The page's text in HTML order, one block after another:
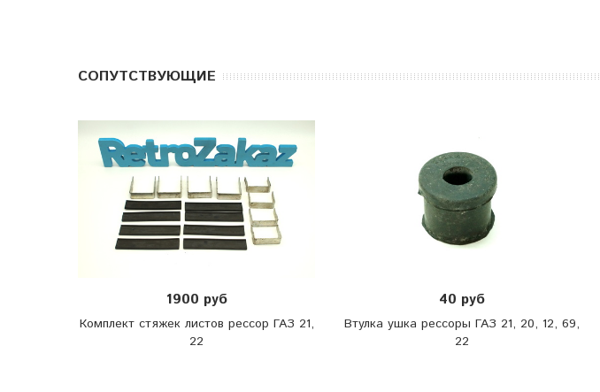
CОПУТСТВУЮЩИЕ
1900 руб
Комплект стяжек листов рессор ГАЗ 21,
22
40 руб
Втулка ушка рессоры ГАЗ 21, 20, 12, 69,
22